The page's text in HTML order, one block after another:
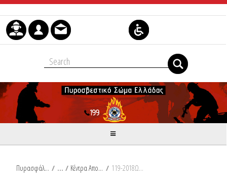
Skip to Content
Πυρασφάλεια / Κέντρα Αποθήκευσης και Διανομής / 119-2018ΩΩΦ6465ΧΘ7-ΤΜΘ.pdf